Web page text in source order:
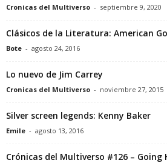
Cronicas del Multiverso - septiembre 9, 2020
Clásicos de la Literatura: American
Bote - agosto 24, 2016
Lo nuevo de Jim Carrey
Cronicas del Multiverso - noviembre 27, 2015
Silver screen legends: Kenny Baker
Emile - agosto 13, 2016
Crónicas del Multiverso #126 – Going